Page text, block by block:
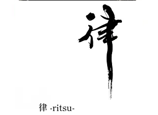
律 -ritsu-